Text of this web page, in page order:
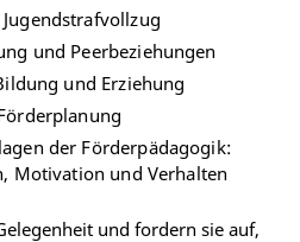
und Peerbeziehungen
und Erziehung
der Förderpädagogik:
Motivation und Verhalten
und fordern sie auf,